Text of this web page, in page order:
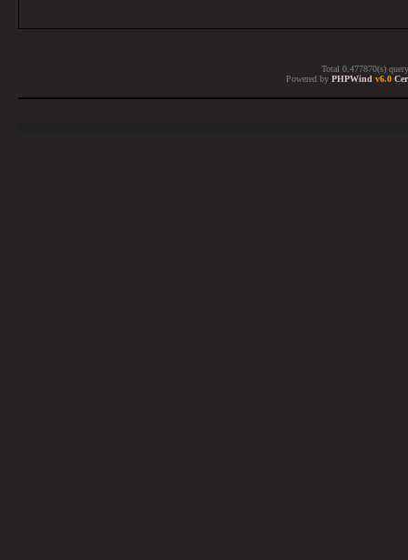
Total 0.477870(s)
Powered by PHPWind v6.0